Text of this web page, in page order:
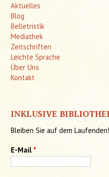
Aktuelles
Blog
Belletristik
Mediathek
Zeitschriften
Leichte Sprache
Über Uns
Kontakt
INKLUSIVE
Bleiben Sie auf dem Laufenden!
E-Mail *